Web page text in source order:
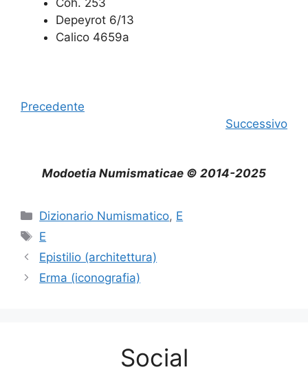
Coh. 253
Depeyrot 6/13
Calico 4659a
Precedente
Successivo
Modoetia Numismaticae © 2014-2025
Categorie
Dizionario Numismatico, E
Tag
E
Epistilio (architettura)
Erma (iconografia)
Social